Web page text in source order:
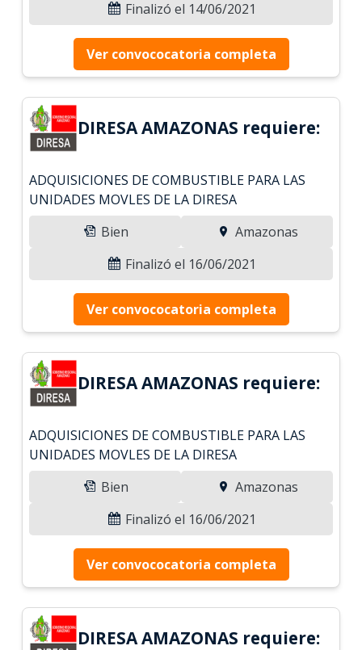
Finalizó el 14/06/2021
Ver convococatoria completa
DIRESA AMAZONAS requiere:
ADQUISICIONES DE COMBUSTIBLE PARA LAS
UNIDADES MOVLES DE LA DIRESA
Bien
Amazonas
Finalizó el 16/06/2021
Ver convococatoria completa
DIRESA AMAZONAS requiere:
ADQUISICIONES DE COMBUSTIBLE PARA LAS
UNIDADES MOVLES DE LA DIRESA
Bien
Amazonas
Finalizó el 16/06/2021
Ver convococatoria completa
DIRESA AMAZONAS requiere: